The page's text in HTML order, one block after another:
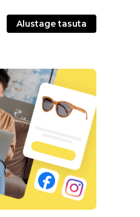
Alustage tasuta